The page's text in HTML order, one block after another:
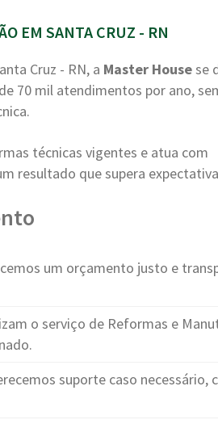
EM SANTA CRUZ - RN
Cruz - RN, a Master Housese
70 mil atendimentos por ano,
técnicas vigentes e atua com
resultado que supera
um orçamento justo e
o serviço de Reformas e
suporte caso necessário,